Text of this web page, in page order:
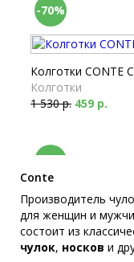
-70%
Колготки CONTE
Колготки
1 530 р. 459 р.
-70%
Колготки CONTE
Колготки
1 480 р. 444 р.
Conte
Производитель
для женщин и
состоит из
чулок, носков и